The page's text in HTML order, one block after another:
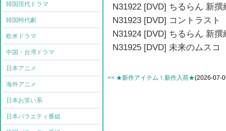
韓国現代ドラマ
韓国時代劇
欧米ドラマ
中国・台湾ドラマ
日本アニメ
海外アニメ
日本お笑い系
日本バラエティ番組
N31922 [DVD] ちるらん 新
N31923 [DVD] コントラスト
N31924 [DVD] ちるらん 新
N31925 [DVD] 未来のムスコ
<< ★新作アイテム！新作入荷★(2026-07-